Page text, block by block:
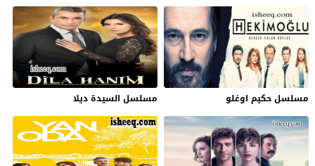
مسلسل حكيم اوغلو مسلسل السيدة ديلا